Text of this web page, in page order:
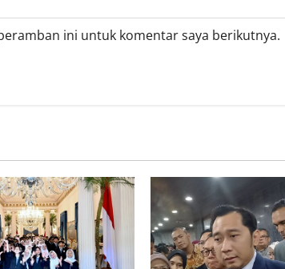
ini untuk komentar saya berikutnya.